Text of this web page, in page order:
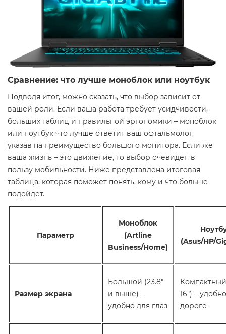
Сравнение: что лучше моноблок или ноутбук
Подводя итог, можно сказать, что выбор зависит от
вашей роли. Если ваша работа требует усидчивости,
больших таблиц и правильной эргономики – моноблок
или ноутбук что лучше ответит ваш офтальмолог,
указав на преимущество большого монитора. Если же
ваша жизнь – это движение, то выбор очевиден в
пользу мобильности. Ниже представлена итоговая
таблица, которая поможет понять, кому и что больше
подойдет.
Параметр
Моноблок
(Artline
Business/Home)
(Asus/HP/
Размер экрана
Большой (23.8"
и выше) –
удобно для глаз
Компактный
16") –
дороге